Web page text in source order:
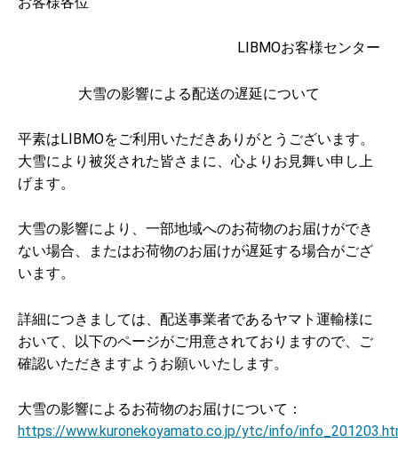
LIBMOお客様センター
大雪の影響による配送の遅延について
平素はLIBMOをご利用いただきありがとうございます。
大雪により被災された皆さまに、心よりお見舞い申し上
げます。
大雪の影響により、一部地域へのお荷物のお届けができ
ない場合、またはお荷物のお届けが遅延する場合がござ
います。
詳細につきましては、配送事業者であるヤマト運輸様に
おいて、以下のページがご用意されておりますので、ご
確認いただきますようお願いいたします。
大雪の影響によるお荷物のお届けについて：
https://www.kuronekoyamato.co.jp/ytc/info/